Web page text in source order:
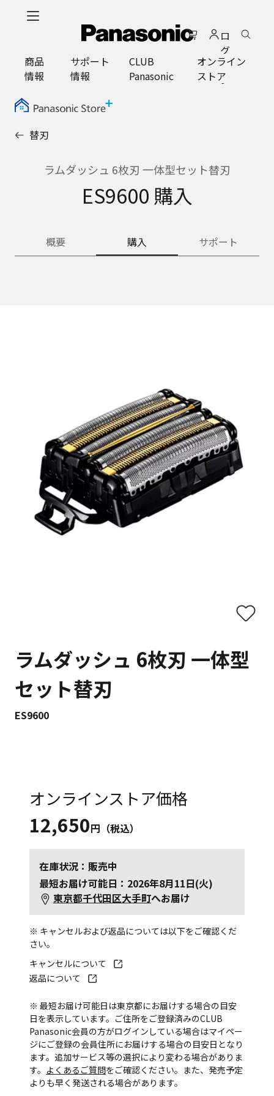
ロ
グ
イ
ン
商品
情報
サポート
情報
CLUB
Panasonic
オンライン
ストア
替刃
ラムダッシュ 6枚刃 一体型セット替刃
ES9600 購入
概要 購入 サポート
ラムダッシュ 6枚刃 一体型
セット替刃
ES9600
オンラインストア価格
12,650円（税込）
在庫状況：販売中
最短お届け可能日：2026年8月11日(火)
東京都千代田区大手町へお届け
※ キャンセルおよび返品については以下をご確認くだ
さい。
キャンセルについて
返品について
※ 最短お届け可能日は東京都にお届けする場合の目安
日を表示しています。ご住所をご登録済みのCLUB
Panasonic会員の方がログインしている場合はマイペー
ジにご登録の会員住所にお届けする場合の目安日となり
ます。追加サービス等の選択により変わる場合がありま
す。 よくあるご質問をご確認ください。また、発売予定
よりも早く発送される場合があります。